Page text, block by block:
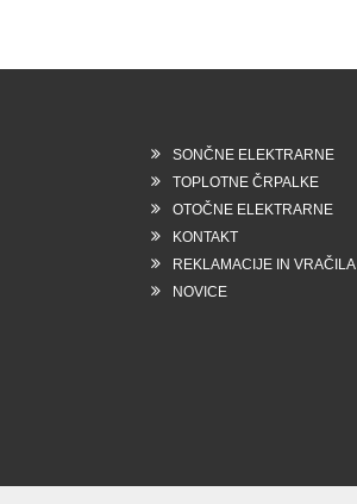
SONČNE ELEKTRARNE
TOPLOTNE ČRPALKE
OTOČNE ELEKTRARNE
KONTAKT
REKLAMACIJE IN VRAČILA
NOVICE